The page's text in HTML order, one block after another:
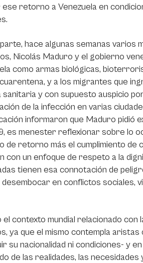
retorno a Venezuela en
hace algunas semanas varios
Nicolás Maduro y el gobierno
como armas biológicas,
y a los migrantes que
sanitaria y con supuesto auspicio
de la infección en varias
informaron que Maduro pidió
es menester reflexionar sobre lo
de retorno más el cumplimiento de
con un enfoque de respeto a la
tienen esa connotación de
desembocar en conflictos sociales,
el contexto mundial relacionado
ya que el mismo contempla
su nacionalidad ni condiciones- y
de las realidades, las